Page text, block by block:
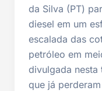
da Silva (PT)
diesel em um
escalada das
petróleo em
divulgada nesta
que já